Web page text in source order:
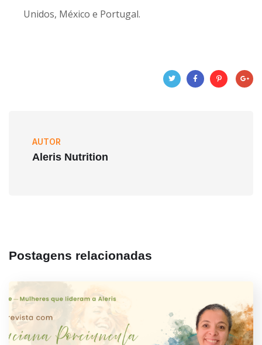
Unidos, México e Portugal.
AUTOR
Aleris Nutrition
Postagens relacionadas